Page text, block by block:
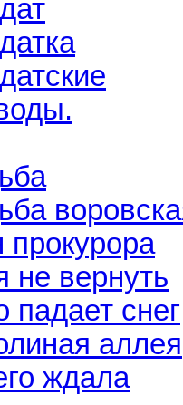
не вернуть
падает снег
аллея
ждала